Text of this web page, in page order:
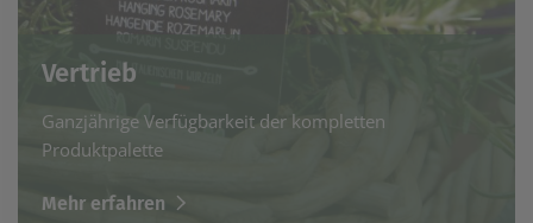
Vertrieb
Ganzjährige Verfügbarkeit der kompletten
Produktpalette
Mehr erfahren